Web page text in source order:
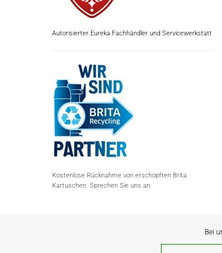
Autorisierter Eureka Fachhändler und Servicewerkstatt
Kostenlose Rücknahme von erschöpften Brita
Kartuschen. Sprechen Sie uns an.
Bei